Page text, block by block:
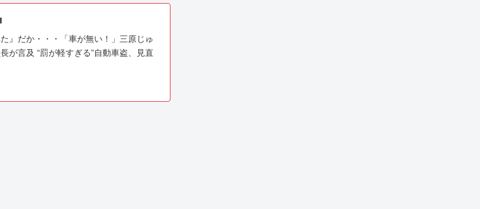
』だか・・・「車が無い！」三原じゅ
が言及 “罰が軽すぎる”自動車盗、見直